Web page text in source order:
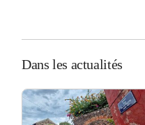
Dans les actualités